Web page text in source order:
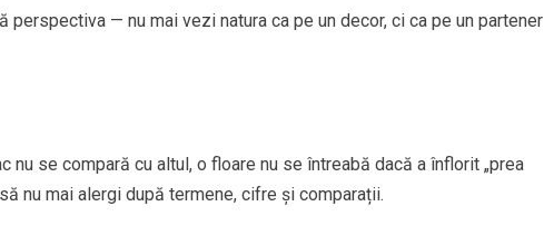
— nu mai vezi natura ca pe un decor, ci ca pe un partener
nu se compară cu altul, o floare nu se întreabă dacă a înflorit „prea
nu mai alergi după termene, cifre și comparații.